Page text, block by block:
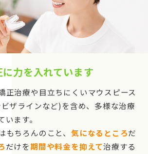
力を入れています
正治療や目立ちにくいマウスピース
ザラインなど)を含め、多様な治療
ます。
もちろんのこと、 気になるところだ
だけを期間や料金を抑えて治療する